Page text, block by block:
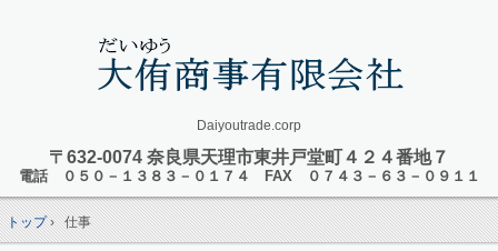
Daiyoutrade.corp
〒632-0074 奈良県天理市東井戸堂町４２４番地７
電話 ０５０－１３８３－０１７４ FAX ０７４３－６３－０９１１
トップ› 仕事